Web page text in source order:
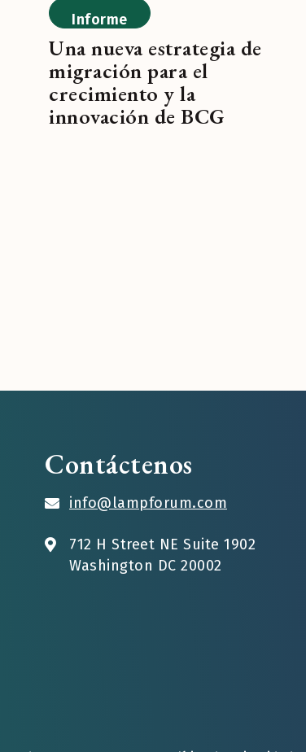
Informe
Una nueva estrategia de
migración para el
crecimiento y la
innovación de BCG
Contáctenos
info@lampforum.com
712 H Street NE Suite 1902
Washington DC 20002